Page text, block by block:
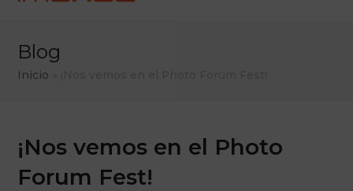
Blog
Inicio
¡Nos vemos en el Photo
Forum Fest!